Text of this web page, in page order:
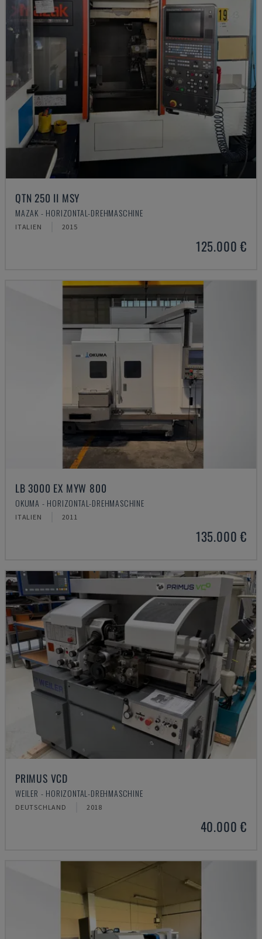
QTN 250 II MSY
MAZAK - HORIZONTAL-DREHMASCHINE
ITALIEN 2015
125.000 €
LB 3000 EX MYW 800
OKUMA - HORIZONTAL-DREHMASCHINE
ITALIEN 2011
135.000 €
PRIMUS VCD
WEILER - HORIZONTAL-DREHMASCHINE
DEUTSCHLAND 2018
40.000 €